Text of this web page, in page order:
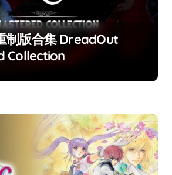
制版合集 DreadOut
Collection